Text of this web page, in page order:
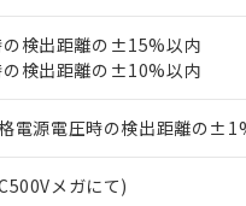
検出距離の±15%以内
検出距離の±10%以内
電源電圧時の検出距離の
メガにて)
リスト作成サービス）を
す。
ト上で当社にご登録された
ビスに関するお客様との取
とは、"個人情報の共同利用
。
ロード
ンロードすることができま
非含有証明書
下において有害物質が外部に
販売部門へお問い合わせくだ
合意する
た在庫状況の情報を公開し